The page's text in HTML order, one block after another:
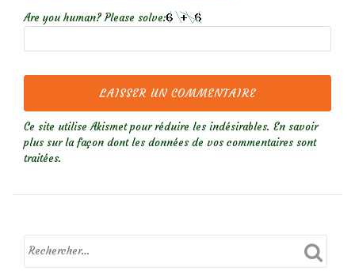
Are you human? Please solve:
Ce site utilise Akismet pour réduire les indésirables. En savoir
plus sur la façon dont les données de vos commentaires sont
traitées.